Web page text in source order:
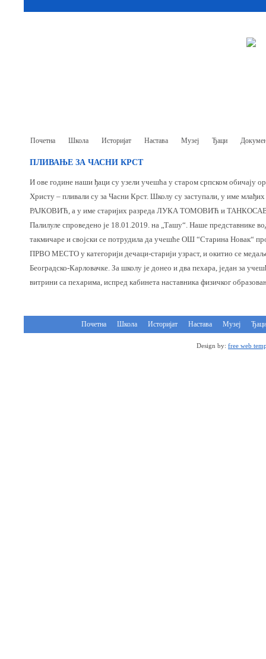
Почетна Школа Историјат Настава Музеј Ђаци
ПЛИВАЊЕ ЗА ЧАСНИ КРСТ
И ове године наши ђаци су узели учешћа у старом српском обичају
Христу – пливали су за Часни Крст. Школу су заступали, у име
РАЈКОВИЋ, а у име старијих разреда ЛУКА ТОМОВИЋ и
Палилуле спроведено је 18.01.2019. на „Ташу“. Наше представнике
такмичаре и својски се потрудила да учешће ОШ “Старина Новак“
ПРВО МЕСТО у категорији дечаци-старији узраст, и окитио се
Београдско-Карловачке. За школу је донео и два пехара, један за
витрини са пехарима, испред кабинета наставника физичког
Почетна Школа Историјат Настава Музеј Ђаци
Design by: free web